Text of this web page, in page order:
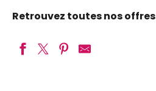
Retrouvez toutes nos offres